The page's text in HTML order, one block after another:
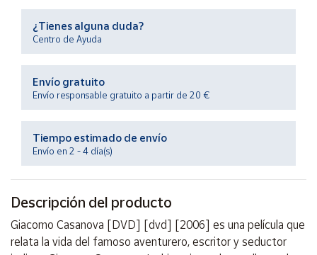
Productos
Solidarios
Ayuda
Centro
Contacto
Vendedores
Mapa de
vendedores
¿Tienes alguna duda?
Centro de Ayuda
Envío gratuito
Envío responsable gratuito a partir de 20 €
Tiempo estimado de envío
Envío en 2 - 4 día(s)
Descripción del producto
Giacomo Casanova [DVD] [dvd] [2006] es una película que
relata la vida del famoso aventurero, escritor y seductor